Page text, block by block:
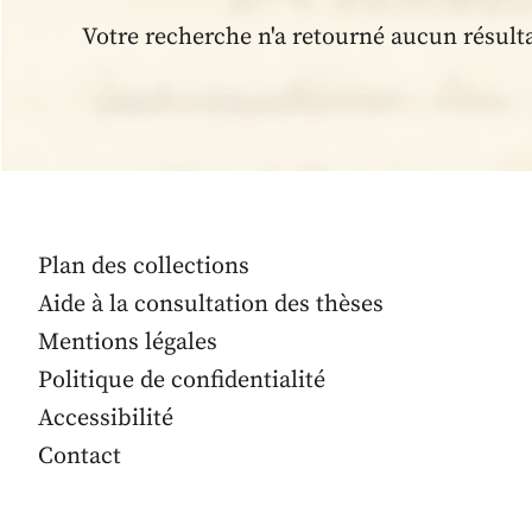
Votre recherche n'a retourné aucun
Plan des collections
Aide à la consultation des thèses
Mentions légales
Politique de confidentialité
Accessibilité
Contact